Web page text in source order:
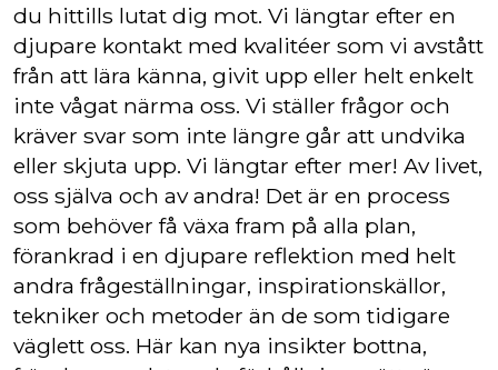
du hittills lutat dig mot. Vi längtar efter en
djupare kontakt med kvalitéer som vi avstått
från att lära känna, givit upp eller helt enkelt
inte vågat närma oss. Vi ställer frågor och
kräver svar som inte längre går att undvika
eller skjuta upp. Vi längtar efter mer! Av livet,
oss själva och av andra! Det är en process
som behöver få växa fram på alla plan,
förankrad i en djupare reflektion med helt
andra frågeställningar, inspirationskällor,
tekniker och metoder än de som tidigare
väglett oss. Här kan nya insikter bottna,